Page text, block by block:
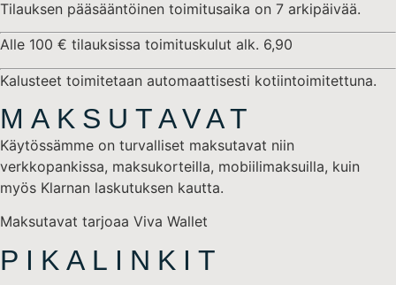
Tilauksen pääsääntöinen toimitusaika on 7 arkipäivää.
Alle 100 € tilauksissa toimituskulut alk. 6,90
Kalusteet toimitetaan automaattisesti kotiintoimitettuna.
MAKSUTAVAT
Käytössämme on turvalliset maksutavat niin
verkkopankissa, maksukorteilla, mobiilimaksuilla, kuin
myös Klarnan laskutuksen kautta.
Maksutavat tarjoaa Viva Wallet
PIKALINKIT